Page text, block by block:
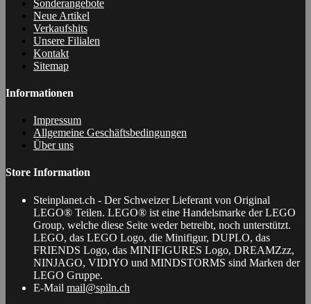
Sonderangebote
Neue Artikel
Verkaufshits
Unsere Filialen
Kontakt
Sitemap
Informationen
Impressum
Allgemeine Geschäftsbedingungen
Über uns
Store Information
Steinplanet.ch - Der Schweizer Lieferant von Original
LEGO® Teilen. LEGO® ist eine Handelsmarke der LEGO
Group, welche diese Seite weder betreibt, noch unterstützt.
LEGO, das LEGO Logo, die Minifigur, DUPLO, das
FRIENDS Logo, das MINIFIGURES Logo, DREAMZzz,
NINJAGO, VIDIYO und MINDSTORMS sind Marken der
LEGO Gruppe.
E-Mail mail@spiln.ch